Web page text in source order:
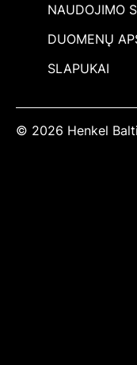
NAUDOJIMO
DUOMENŲ
SLAPUKAI
© 2026 Henkel Balti